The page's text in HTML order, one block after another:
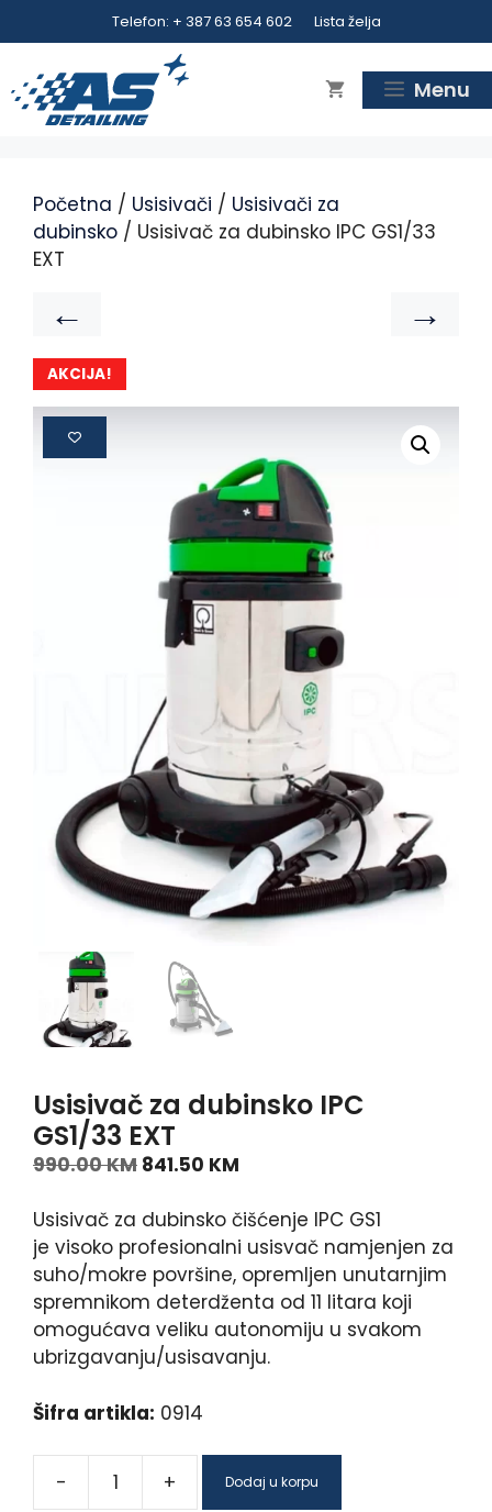
Telefon: + 387 63 654 602 Lista želja
Menu
Početna / Usisivači / Usisivači za
dubinsko / Usisivač za dubinsko IPC GS1/33
EXT
← →
AKCIJA!
Usisivač za dubinsko IPC
GS1/33 EXT
990.00KM 841.50 KM
Usisivač za dubinsko čišćenje IPC GS1
je visoko profesionalni usisvač namjenjen za
suho/mokre površine, opremljen unutarnjim
spremnikom deterdženta od 11 litara koji
omogućava veliku autonomiju u svakom
ubrizgavanju/usisavanju.
Šifra artikla: 0914
- + Dodaj u korpu